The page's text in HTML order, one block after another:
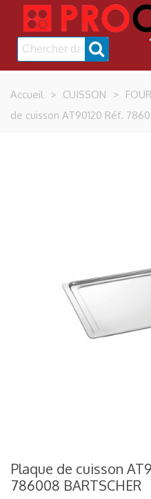
Accueil > CUISSON > FOUR
de cuisson AT90120 Réf.
Plaque de cuisson
786008 BARTSCHER